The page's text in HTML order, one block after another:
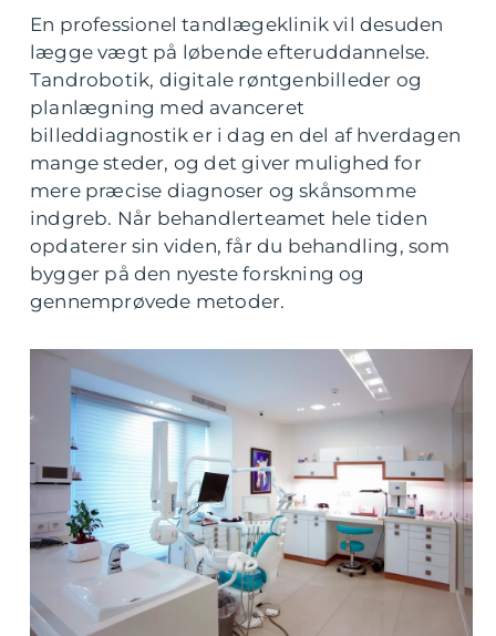
En professionel tandlægeklinik vil desuden
lægge vægt på løbende efteruddannelse.
Tandrobotik, digitale røntgenbilleder og
planlægning med avanceret
billeddiagnostik er i dag en del af hverdagen
mange steder, og det giver mulighed for
mere præcise diagnoser og skånsomme
indgreb. Når behandlerteamet hele tiden
opdaterer sin viden, får du behandling, som
bygger på den nyeste forskning og
gennemprøvede metoder.